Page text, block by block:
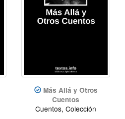
Más Allá y Otros
Cuentos
Cuentos, Colección